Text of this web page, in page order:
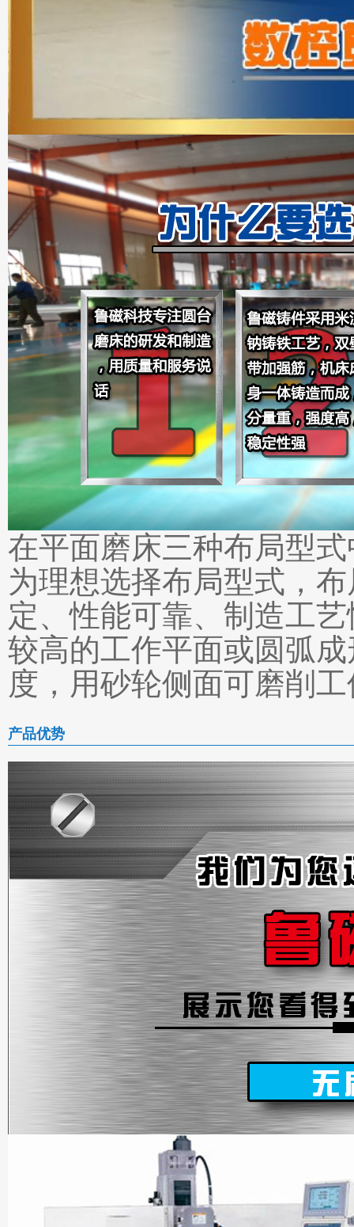
在平面磨床三种布局型
为理想选择布局型式，
定、性能可靠、制造工
较高的工作平面或圆弧
度，用砂轮侧面可磨削
产品优势